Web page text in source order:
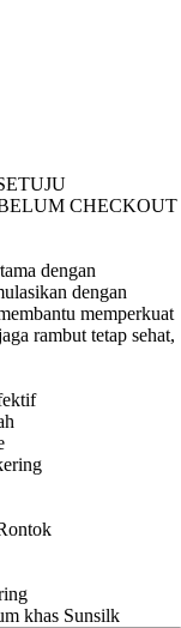
CHECKOUT
dengan
dengan
memperkuat
rambut tetap sehat,
khas Sunsilk